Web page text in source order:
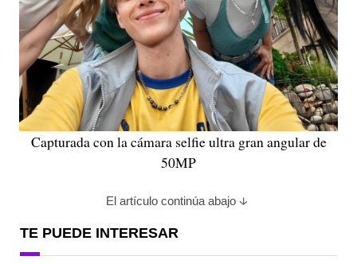
Capturada con la cámara selfie ultra gran angular de
50MP
El artículo continúa abajo
TE PUEDE INTERESAR